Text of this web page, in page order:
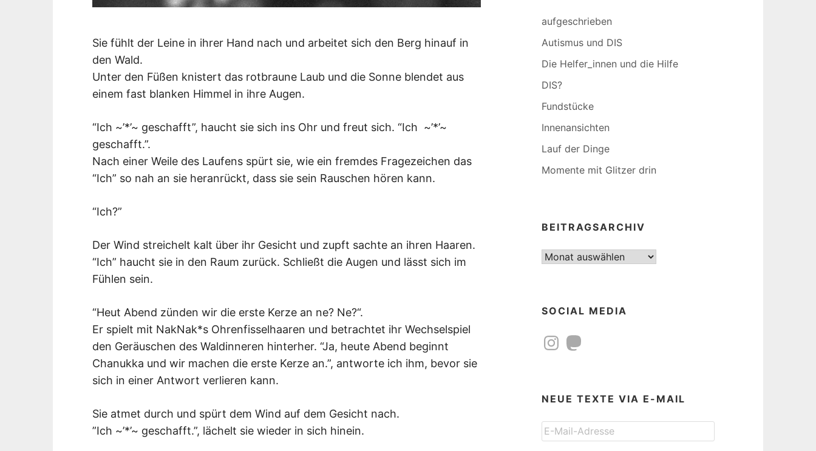
Sie fühlt der Leine in ihrer Hand nach und arbeitet sich den Berg hinauf in
den Wald.
Unter den Füßen knistert das rotbraune Laub und die Sonne blendet aus
einem fast blanken Himmel in ihre Augen.
“Ich ~’*’~ geschafft”, haucht sie sich ins Ohr und freut sich. “Ich ~’*’~
geschafft.”.
Nach einer Weile des Laufens spürt sie, wie ein fremdes Fragezeichen das
“Ich” so nah an sie heranrückt, dass sie sein Rauschen hören kann.
“Ich?”
Der Wind streichelt kalt über ihr Gesicht und zupft sachte an ihren Haaren.
“Ich” haucht sie in den Raum zurück. Schließt die Augen und lässt sich im
Fühlen sein.
“Heut Abend zünden wir die erste Kerze an ne? Ne?“.
Er spielt mit NakNak*s Ohrenfisselhaaren und betrachtet ihr Wechselspiel
den Geräuschen des Waldinneren hinterher. “Ja, heute Abend beginnt
Chanukka und wir machen die erste Kerze an.”, antworte ich ihm, bevor sie
sich in einer Antwort verlieren kann.
Sie atmet durch und spürt dem Wind auf dem Gesicht nach.
”Ich ~’*’~ geschafft.”, lächelt sie wieder in sich hinein.
aufgeschrieben
Autismus und DIS
Die Helfer_innen und die Hilfe
DIS?
Fundstücke
Innenansichten
Lauf der Dinge
Momente mit Glitzer drin
BEITRAGSARCHIV
Beitragsarchiv
SOCIAL MEDIA
InstagramMastodon
NEUE TEXTE VIA E-MAIL
E-
Mail-